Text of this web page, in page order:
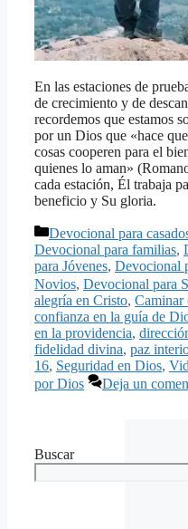
En las estaciones de
de crecimiento y de
recordemos que estamos
por un Dios que «hace
cosas cooperen para el
quienes lo aman»
cada estación, Él trabaja
beneficio y Su gloria.
Categorías
Devocional para
Devocional para familias,
para Jóvenes, Devocional
Novios, Devocional para
alegría en Cristo, Caminar
confianza en la guía de
en la providencia,
fidelidad divina, paz
16, Seguridad en Dios,
por Dios
Deja un
Buscar